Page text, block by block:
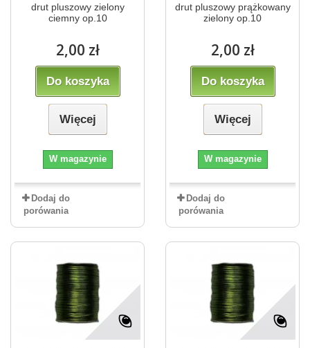
drut pluszowy zielony
ciemny op.10
2,00 zł
Do koszyka
Więcej
W magazynie
Dodaj do
porówania
drut pluszowy prążkowany
zielony op.10
2,00 zł
Do koszyka
Więcej
W magazynie
Dodaj do
porówania